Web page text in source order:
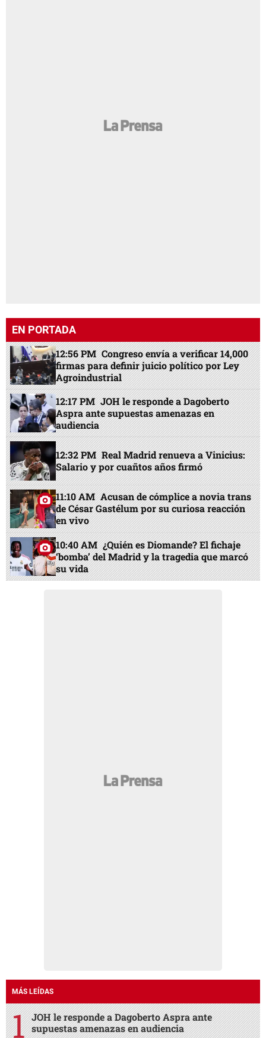
EN PORTADA
12:56 PM Congreso envía a verificar 14,000
firmas para definir juicio político por Ley
Agroindustrial
12:17 PM JOH le responde a Dagoberto
Aspra ante supuestas amenazas en
audiencia
12:32 PM Real Madrid renueva a Vinicius:
Salario y por cuañtos años firmó
11:10 AM Acusan de cómplice a novia trans
de César Gastélum por su curiosa reacción
en vivo
10:40 AM ¿Quién es Diomande? El fichaje
‘bomba’ del Madrid y la tragedia que marcó
su vida
MÁS LEÍDAS
JOH le responde a Dagoberto Aspra ante
supuestas amenazas en audiencia